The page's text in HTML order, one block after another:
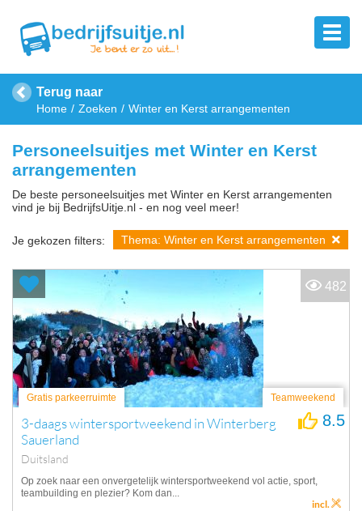
Terug naar
Home Zoeken Winter en Kerst arrangementen
Personeelsuitjes met Winter en Kerst
arrangementen
De beste personeelsuitjes met Winter en Kerst arrangementen
vind je bij BedrijfsUitje.nl - en nog veel meer!
Je gekozen filters: Thema: Winter en Kerst arrangementen
Gratis parkeerruimte Teamweekend
3-daags wintersportweekend in Winterberg
Sauerland
Duitsland
8.5
Op zoek naar een onvergetelijk wintersportweekend vol actie, sport,
teambuilding en plezier? Kom dan...
incl.
482